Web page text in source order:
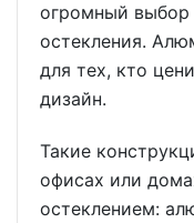
огромный выбор
остекления.
для тех, кто
дизайн.
Такие
офисах или
остеклением: